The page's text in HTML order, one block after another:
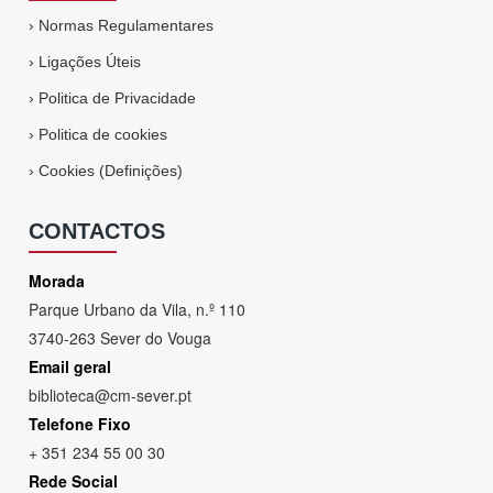
› Normas Regulamentares
› Ligações Úteis
› Politica de Privacidade
› Politica de cookies
›Cookies (Definições)
CONTACTOS
Morada
Parque Urbano da Vila, n.º 110
3740-263 Sever do Vouga
Email geral
biblioteca@cm-sever.pt
Telefone Fixo
+ 351 234 55 00 30
Rede Social